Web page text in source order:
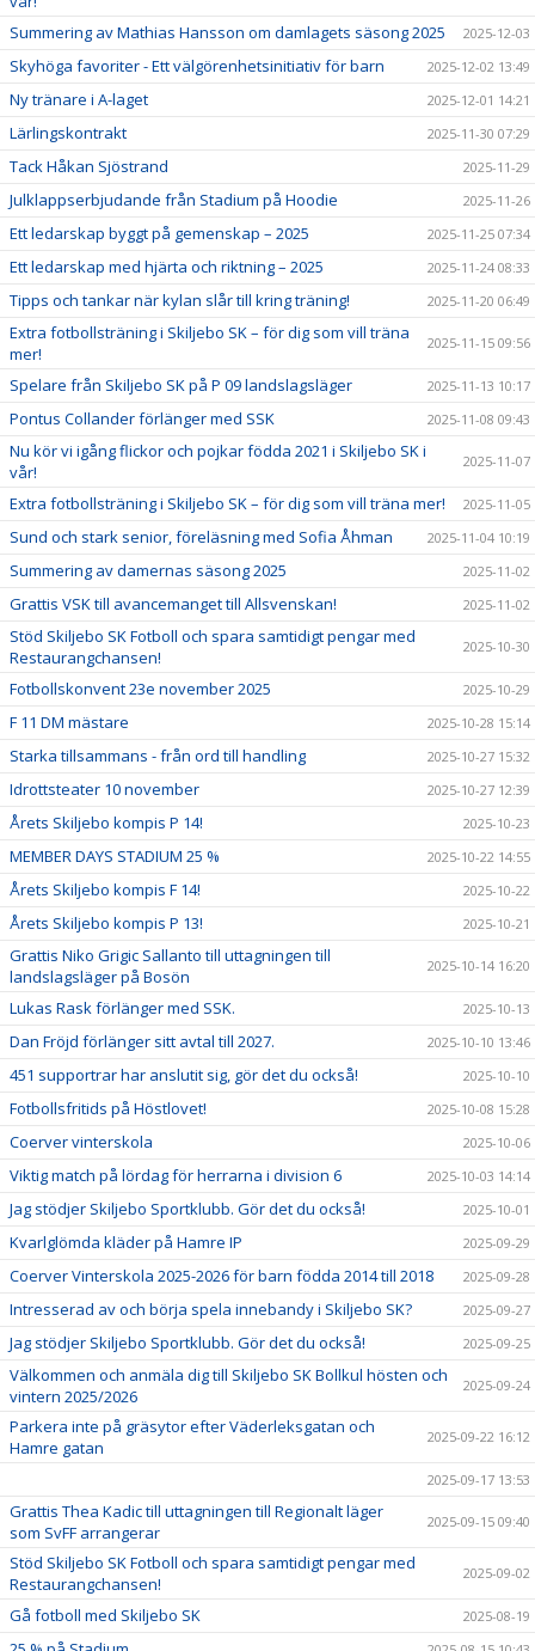
Summering av Mathias Hansson om damlagets säsong 2025
2025-12-03
Skyhöga favoriter - Ett välgörenhetsinitiativ för barn 2025-12-02 13:49
Ny tränare i A-laget 2025-12-01 14:21
Lärlingskontrakt 2025-11-30 07:29
Tack Håkan Sjöstrand 2025-11-29
Julklappserbjudande från Stadium på Hoodie 2025-11-26
Ett ledarskap byggt på gemenskap – 2025 2025-11-25 07:34
Ett ledarskap med hjärta och riktning – 2025 2025-11-24 08:33
Tipps och tankar när kylan slår till kring träning! 2025-11-20 06:49
Extra fotbollsträning i Skiljebo SK – för dig som vill träna
mer!
2025-11-15 09:56
Spelare från Skiljebo SK på P 09 landslagsläger 2025-11-13 10:17
Pontus Collander förlänger med SSK 2025-11-08 09:43
Nu kör vi igång flickor och pojkar födda 2021 i Skiljebo SK i
vår!
2025-11-07
Extra fotbollsträning i Skiljebo SK – för dig som vill träna mer! 2025-11-05
Sund och stark senior, föreläsning med Sofia Åhman 2025-11-04 10:19
Summering av damernas säsong 2025 2025-11-02
Grattis VSK till avancemanget till Allsvenskan! 2025-11-02
Stöd Skiljebo SK Fotboll och spara samtidigt pengar med
Restaurangchansen!
2025-10-30
Fotbollskonvent 23e november 2025 2025-10-29
F 11 DM mästare 2025-10-28 15:14
Starka tillsammans - från ord till handling 2025-10-27 15:32
Idrottsteater 10 november 2025-10-27 12:39
Årets Skiljebo kompis P 14! 2025-10-23
MEMBER DAYS STADIUM 25 % 2025-10-22 14:55
Årets Skiljebo kompis F 14! 2025-10-22
Årets Skiljebo kompis P 13! 2025-10-21
Grattis Niko Grigic Sallanto till uttagningen till
landslagsläger på Bosön
2025-10-14 16:20
Lukas Rask förlänger med SSK. 2025-10-13
Dan Fröjd förlänger sitt avtal till 2027. 2025-10-10 13:46
451 supportrar har anslutit sig, gör det du också! 2025-10-10
Fotbollsfritids på Höstlovet! 2025-10-08 15:28
Coerver vinterskola 2025-10-06
Viktig match på lördag för herrarna i division 6 2025-10-03 14:14
Jag stödjer Skiljebo Sportklubb. Gör det du också! 2025-10-01
Kvarlglömda kläder på Hamre IP 2025-09-29
Coerver Vinterskola 2025-2026 för barn födda 2014 till 2018 2025-09-28
Intresserad av och börja spela innebandy i Skiljebo SK? 2025-09-27
Jag stödjer Skiljebo Sportklubb. Gör det du också! 2025-09-25
Välkommen och anmäla dig till Skiljebo SK Bollkul hösten och
vintern 2025/2026
2025-09-24
Parkera inte på gräsytor efter Väderleksgatan och
Hamre gatan
2025-09-22 16:12
2025-09-17 13:53
Grattis Thea Kadic till uttagningen till Regionalt läger
som SvFF arrangerar
2025-09-15 09:40
Stöd Skiljebo SK Fotboll och spara samtidigt pengar med
Restaurangchansen!
2025-09-02
Gå fotboll med Skiljebo SK 2025-08-19